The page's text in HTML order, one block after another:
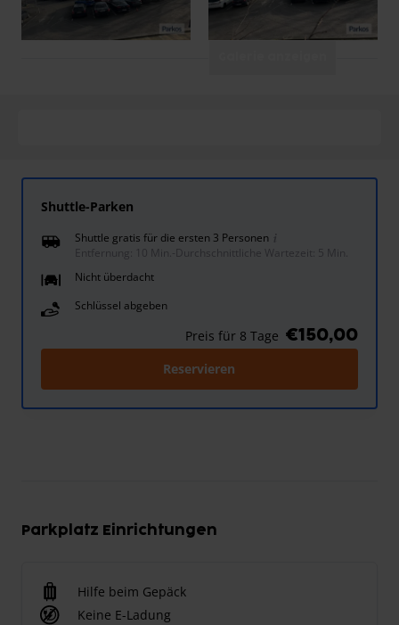
Shuttle-Parken
Shuttle gratis für die ersten 3 Personen
Entfernung: 10 Min.
Durchschnittliche Wartezeit: 5 Min.
Nicht überdacht
Schlüssel abgeben
Preis für 8 Tage €150,00
Reservieren
Parkplatz Einrichtungen
Hilfe beim Gepäck
Keine E-Ladung